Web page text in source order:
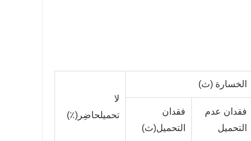
الخسارة (ث)
لا
تحميلحاضِر(٪)
فقدان عدم
التحميل
فقدان
التحميل(ث)